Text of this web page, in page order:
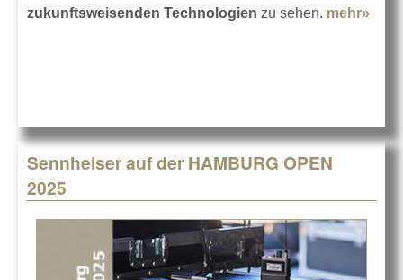
zukunftsweisenden Technologien zu sehen. mehr»
Sennheiser auf der HAMBURG OPEN
2025